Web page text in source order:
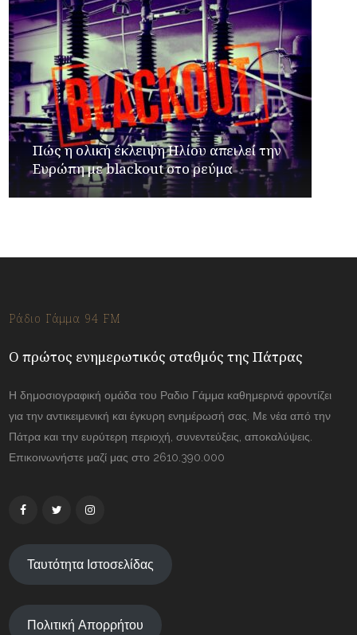
Πώς η ολική έκλειψη Ηλίου απειλεί την
Ευρώπη με blackout στο ρεύμα
Ράδιο Γάμμα 94 FM
Ο πρώτος ενημερωτικός σταθμός της Πάτρας
Η δημοσιογραφική ομάδα του Ραδιο Γάμμα καθημερινά φροντίζει
για την αντικειμενική και έγκυρη ενημέρωσή σας. Με νέα από την
Πάτρα και την ευρύτερη περιοχή, συνεντεύξεις, αποκαλύψεις.
Επικοινωνήστε μαζί μας στο 2610.390.000
Ταυτότητα Ιστοσελίδας
Πολιτική Απορρήτου